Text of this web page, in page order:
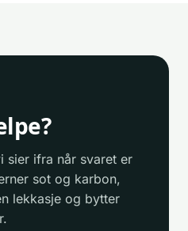
ifra når svaret er
sot og karbon,
lekkasje og bytter